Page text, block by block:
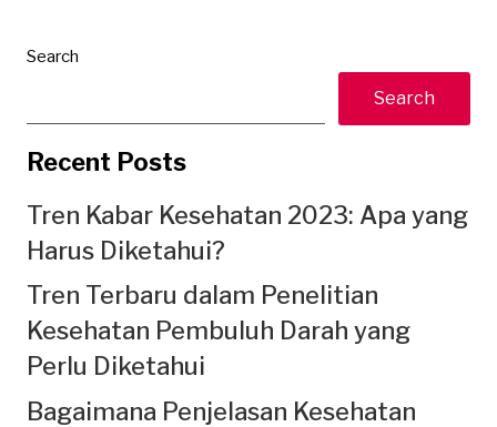
Search
Search
Recent Posts
Tren Kabar Kesehatan 2023: Apa yang
Harus Diketahui?
Tren Terbaru dalam Penelitian
Kesehatan Pembuluh Darah yang
Perlu Diketahui
Bagaimana Penjelasan Kesehatan